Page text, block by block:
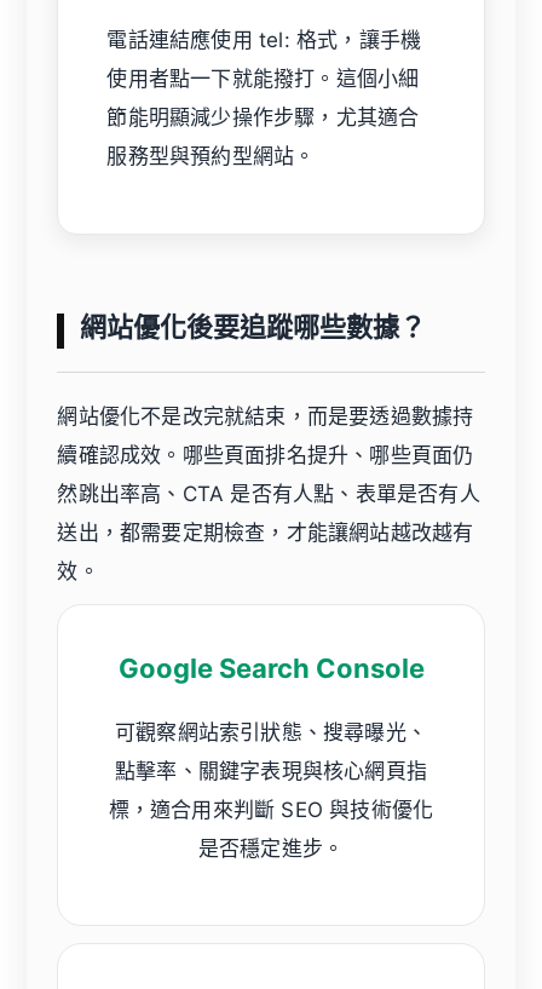
電話連結應使用 tel: 格式，讓手機
使用者點一下就能撥打。這個小細
節能明顯減少操作步驟，尤其適合
服務型與預約型網站。
網站優化後要追蹤哪些數據？
網站優化不是改完就結束，而是要透過數據持
續確認成效。哪些頁面排名提升、哪些頁面仍
然跳出率高、CTA 是否有人點、表單是否有人
送出，都需要定期檢查，才能讓網站越改越有
效。
Google Search Console
可觀察網站索引狀態、搜尋曝光、
點擊率、關鍵字表現與核心網頁指
標，適合用來判斷 SEO 與技術優化
是否穩定進步。